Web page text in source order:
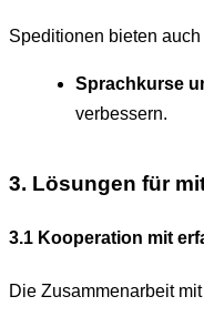
Speditionen bieten
Sprachkurse
verbessern.
3. Lösungen für
3.1 Kooperation mit
Die Zusammenarbeit